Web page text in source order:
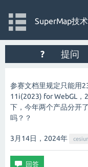
SuperMap技
? 提问
参赛文档里规定只能用
11i(2023) for WebGL
下，今年两个产品分开
吗？？
3月14日，2024年